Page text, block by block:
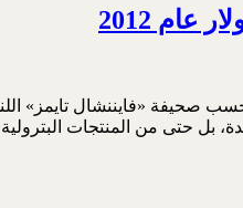
2012
الصافية لدول «أوبك»، مستوى قياسياً في عام 2012، بلغ
بل حتى من المنتجات